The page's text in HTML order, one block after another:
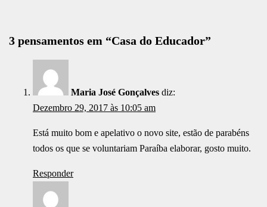
3 pensamentos em “Casa do Educador”
Maria José Gonçalves diz:
Dezembro 29, 2017 às 10:05 am
Está muito bom e apelativo o novo site, estão de parabéns
todos os que se voluntariam Paraíba elaborar, gosto muito.
Responder